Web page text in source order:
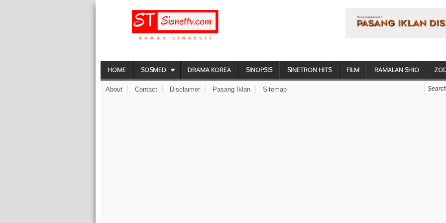
HOME SOSMED DRAMA KOREA SINOPSIS SINETRON HITS FILM RAMALAN SHIO
About Contact Disclaimer Pasang Iklan Sitemap